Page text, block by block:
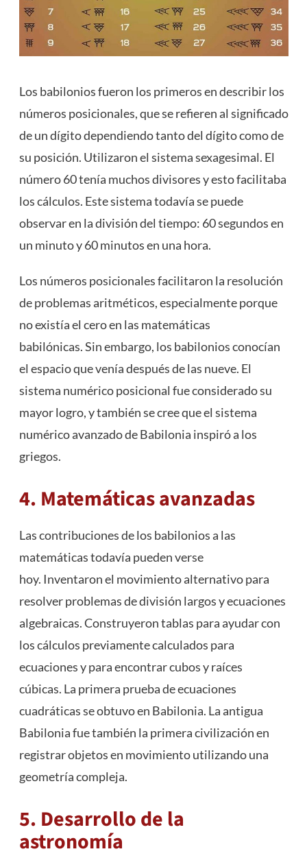
Los babilonios fueron los primeros en describir los
números posicionales, que se refieren al significado
de un dígito dependiendo tanto del dígito como de
su posición. Utilizaron el sistema sexagesimal. El
número 60 tenía muchos divisores y esto facilitaba
los cálculos. Este sistema todavía se puede
observar en la división del tiempo: 60 segundos en
un minuto y 60 minutos en una hora.
Los números posicionales facilitaron la resolución
de problemas aritméticos, especialmente porque
no existía el cero en las matemáticas
babilónicas. Sin embargo, los babilonios conocían
el espacio que venía después de las nueve. El
sistema numérico posicional fue considerado su
mayor logro, y también se cree que el sistema
numérico avanzado de Babilonia inspiró a los
griegos.
4. Matemáticas avanzadas
Las contribuciones de los babilonios a las
matemáticas todavía pueden verse
hoy. Inventaron el movimiento alternativo para
resolver problemas de división largos y ecuaciones
algebraicas. Construyeron tablas para ayudar con
los cálculos previamente calculados para
ecuaciones y para encontrar cubos y raíces
cúbicas. La primera prueba de ecuaciones
cuadráticas se obtuvo en Babilonia. La antigua
Babilonia fue también la primera civilización en
registrar objetos en movimiento utilizando una
geometría compleja.
5. Desarrollo de la
astronomía